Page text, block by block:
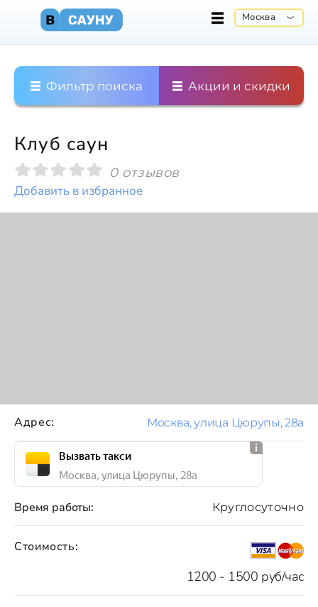
Москва
Фильтр поиска Акции и скидки
Клуб саун
0 отзывов
Добавить в избранное
Стоимость:
1200 - 1500 руб/час
Время работы: Круглосуточно
Адрес: Москва, улица Цюрупы, 28а
Вызвать такси
Москва, улица Цюрупы, 28а